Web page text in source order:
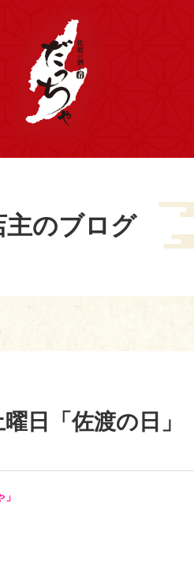
主のブログ
曜日「佐渡の日」